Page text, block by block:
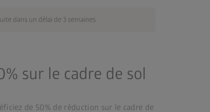
dans un délai de 3 semaines
sur le cadre de sol
de 50% de réduction sur le cadre de